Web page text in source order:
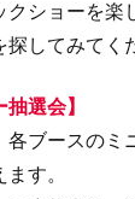
クショーを楽
してみてく
抽選会】
各ブースのミ
す。